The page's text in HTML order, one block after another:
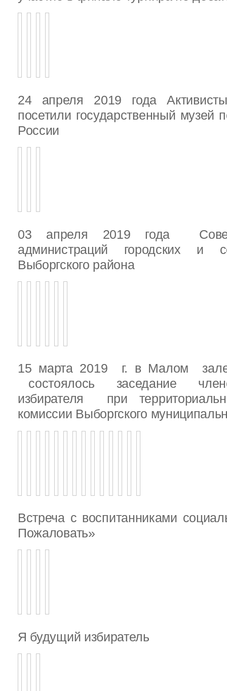
24 апреля 2019 года
посетили государственный музей
России
03 апреля 2019 года
администраций городских и
Выборгского района
15 марта 2019 г. в Малом
состоялось заседание
избирателя при
комиссии Выборгского
Встреча с воспитанниками
Пожаловать»
Я будущий избиратель